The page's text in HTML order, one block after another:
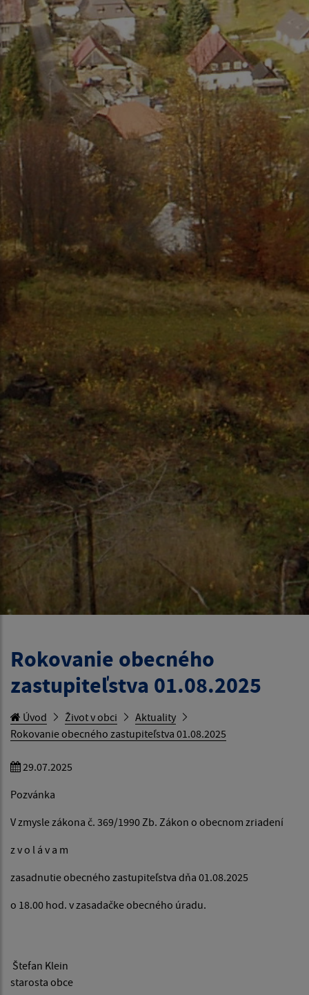
Rokovanie obecného
zastupiteľstva 01.08.2025
Úvod Život v obci
Aktuality
Rokovanie obecného zastupiteľstva 01.08.2025
29.07.2025
Pozvánka
V zmysle zákona č. 369/1990 Zb. Zákon o obecnom zriadení
z v o l á v a m
zasadnutie obecného zastupiteľstva dňa 01.08.2025
o 18.00 hod. v zasadačke obecného úradu.
Štefan Klein
starosta obce